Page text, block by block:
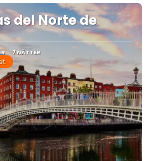
del Norte de
7 NÄTTER